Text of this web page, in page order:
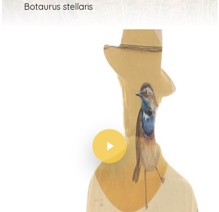
Botaurus stellaris